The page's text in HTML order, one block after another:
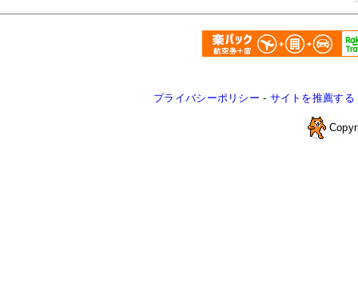
プライバシーポリシー - サイトを推薦する